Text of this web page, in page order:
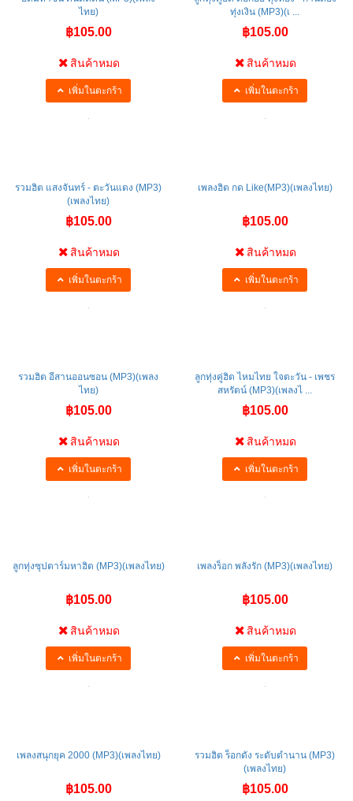
ไทย)
฿105.00
สินค้าหมด
เพิ่มในตะกร้า
ทุ่งเงิน (MP3)(เ ...
฿105.00
สินค้าหมด
เพิ่มในตะกร้า
รวมฮิต แสงจันทร์ - ตะวันแดง (MP3)
(เพลงไทย)
฿105.00
สินค้าหมด
เพิ่มในตะกร้า
เพลงฮิต กด Like(MP3)(เพลงไทย)
฿105.00
สินค้าหมด
เพิ่มในตะกร้า
รวมฮิต อีสานออนซอน (MP3)(เพลง
ไทย)
฿105.00
สินค้าหมด
เพิ่มในตะกร้า
ลูกทุ่งคู่ฮิต ไหมไทย ใจตะวัน - เพชร
สหรัตน์ (MP3)(เพลงไ ...
฿105.00
สินค้าหมด
เพิ่มในตะกร้า
ลูกทุ่งซุปตาร์มหาฮิต (MP3)(เพลงไทย)
฿105.00
สินค้าหมด
เพิ่มในตะกร้า
เพลงร็อก พลังรัก (MP3)(เพลงไทย)
฿105.00
สินค้าหมด
เพิ่มในตะกร้า
เพลงสนุกยุค 2000 (MP3)(เพลงไทย)
฿105.00
รวมฮิต ร็อกดัง ระดับตำนาน (MP3)
(เพลงไทย)
฿105.00